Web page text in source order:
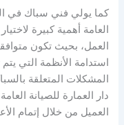
كما يولي فني سباك في
العامة أهمية كبيرة
العمل، بحيث تكون
استدامة الأنظمة التي يتم
المشكلات المتعلقة
دار العمارة للصيانة
العميل من خلال إتمام